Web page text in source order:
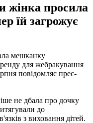
жінка просила
їй загрожує
мешканку
для жебракування
повідомляє прес-
не дбала про дочку
до
з виховання дітей.